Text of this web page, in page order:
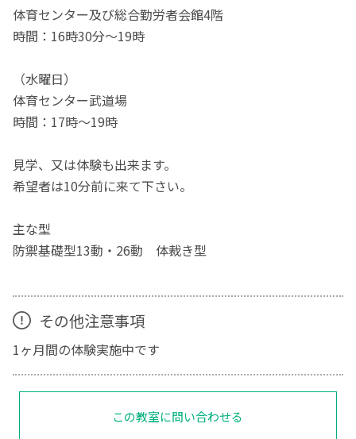
体育センター及び総合勤労者会館4階
時間：16時30分～19時
（水曜日）
体育センター武道場
時間：17時～19時
見学、又は体験も出来ます。
希望者は10分前に来て下さい。
主な型
防禦基礎型13動・26動 体裁き型
その他注意事項
1ヶ月間の体験実施中です
この教室に問い合わせる